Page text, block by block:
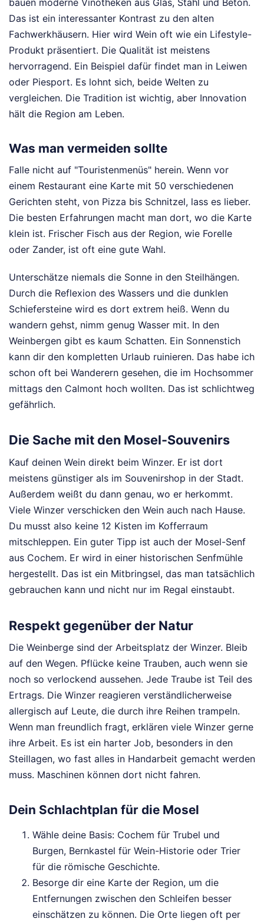
Das ist ein interessanter Kontrast zu den alten
Fachwerkhäusern. Hier wird Wein oft wie ein Lifestyle-
Produkt präsentiert. Die Qualität ist meistens
hervorragend. Ein Beispiel dafür findet man in Leiwen
oder Piesport. Es lohnt sich, beide Welten zu
vergleichen. Die Tradition ist wichtig, aber Innovation
hält die Region am Leben.
Was man vermeiden sollte
Falle nicht auf "Touristenmenüs" herein. Wenn vor
einem Restaurant eine Karte mit 50 verschiedenen
Gerichten steht, von Pizza bis Schnitzel, lass es lieber.
Die besten Erfahrungen macht man dort, wo die Karte
klein ist. Frischer Fisch aus der Region, wie Forelle
oder Zander, ist oft eine gute Wahl.
Unterschätze niemals die Sonne in den Steilhängen.
Durch die Reflexion des Wassers und die dunklen
Schiefersteine wird es dort extrem heiß. Wenn du
wandern gehst, nimm genug Wasser mit. In den
Weinbergen gibt es kaum Schatten. Ein Sonnenstich
kann dir den kompletten Urlaub ruinieren. Das habe ich
schon oft bei Wanderern gesehen, die im Hochsommer
mittags den Calmont hoch wollten. Das ist schlichtweg
gefährlich.
Die Sache mit den Mosel-Souvenirs
Kauf deinen Wein direkt beim Winzer. Er ist dort
meistens günstiger als im Souvenirshop in der Stadt.
Außerdem weißt du dann genau, wo er herkommt.
Viele Winzer verschicken den Wein auch nach Hause.
Du musst also keine 12 Kisten im Kofferraum
mitschleppen. Ein guter Tipp ist auch der Mosel-Senf
aus Cochem. Er wird in einer historischen Senfmühle
hergestellt. Das ist ein Mitbringsel, das man tatsächlich
gebrauchen kann und nicht nur im Regal einstaubt.
Respekt gegenüber der Natur
Die Weinberge sind der Arbeitsplatz der Winzer. Bleib
auf den Wegen. Pflücke keine Trauben, auch wenn sie
noch so verlockend aussehen. Jede Traube ist Teil des
Ertrags. Die Winzer reagieren verständlicherweise
allergisch auf Leute, die durch ihre Reihen trampeln.
Wenn man freundlich fragt, erklären viele Winzer gerne
ihre Arbeit. Es ist ein harter Job, besonders in den
Steillagen, wo fast alles in Handarbeit gemacht werden
muss. Maschinen können dort nicht fahren.
Dein Schlachtplan für die Mosel
Wähle deine Basis: Cochem für Trubel und
Burgen, Bernkastel für Wein-Historie oder Trier
für die römische Geschichte.
Besorge dir eine Karte der Region, um die
Entfernungen zwischen den Schleifen besser
einschätzen zu können. Die Orte liegen oft per